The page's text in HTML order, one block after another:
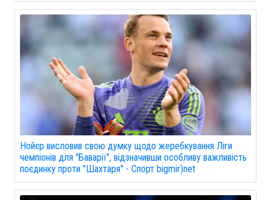
Нойєр висловив свою думку щодо жеребкування Ліги
чемпіонів для "Баварії", відзначивши особливу важливість
поєдинку проти "Шахтаря" - Спорт bigmir)net